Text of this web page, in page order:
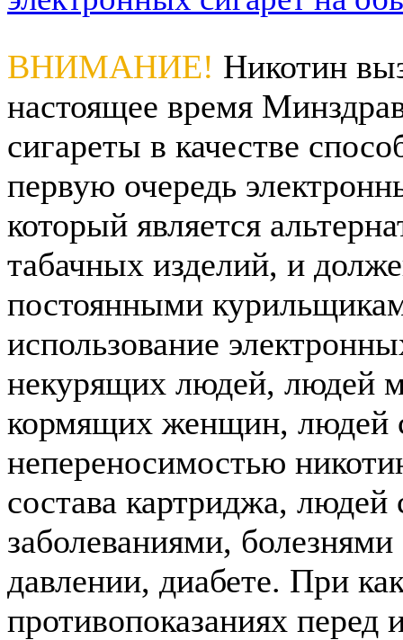
ВНИМАНИЕ! Никотин
настоящее время
сигареты в качестве
первую очередь
который является
табачных изделий, и
постоянными
использование
некурящих людей, людей
кормящих женщин, людей
непереносимостью
состава картриджа,
заболеваниями,
давлении, диабете. При
противопоказаниях перед